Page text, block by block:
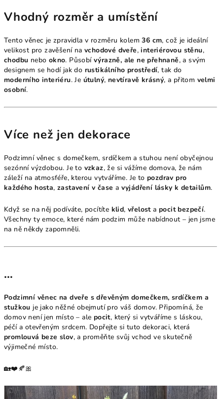
Vhodný rozměr a umístění
Tento věnec je zpravidla v rozměru kolem36 cm, což je ideální
velikost pro zavěšení na vchodové dveře,interiérovou stěnu,
chodbu nebo okno. Působívýrazně, ale ne přehnaně, a svým
designem se hodí jak do rustikálního prostředí, tak do
moderního interiéru. Je útulný, nevtíravě krásný, a přitom velmi
osobní.
Více než jen dekorace
Podzimní věnec s domečkem, srdíčkem a stuhou není obyčejnou
sezónní výzdobou. Je to vzkaz, že si vážíme domova, že nám
záleží na atmosféře, kterou vytváříme. Je to pozdrav pro
každého hosta,zastavení v čase a vyjádření lásky k detailům.
Když se na něj podíváte, pocítíte klid,vřelosta pocit bezpečí.
Všechny ty emoce, které nám podzim může nabídnout – jen jsme
na ně někdy zapomněli.
…
Podzimní věnec na dveře s dřevěným domečkem, srdíčkem a
stužkou je jako něžné obejmutí pro váš domov. Připomíná, že
domov není jen místo – ale pocit, který si vytváříme s láskou,
péčí a otevřeným srdcem. Dopřejte si tuto dekoraci, která
promlouvá beze slov, a proměňte svůj vchod ve skutečně
výjimečné místo.
🏡❤️🍂🎀